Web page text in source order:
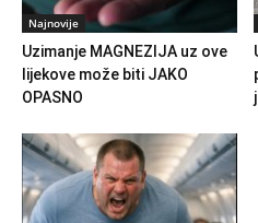
Najnovije
Uzimanje MAGNEZIJA uz ove
lijekove može biti JAKO
OPASNO